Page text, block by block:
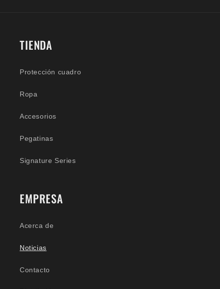
TIENDA
Protección cuadro
Ropa
Accesorios
Pegatinas
Signature Series
EMPRESA
Acerca de
Noticias
Contacto